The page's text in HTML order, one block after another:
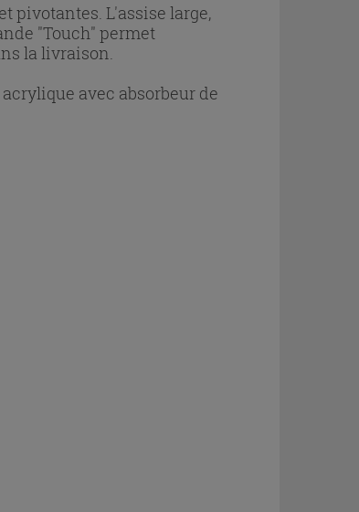
pivotantes. L'assise large,
"Touch" permet
la livraison.
avec absorbeur de